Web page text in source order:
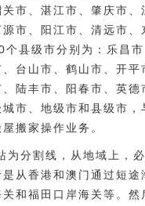
市、湛江市、肇庆市、
市、阳江市、清远市、
县级市分别为：乐昌
台山市、鹤山市、开平
陆丰市、阳春市、英德
市、地级市和县级市，
搬家操作业务。
分割线，从地域上，
从香港和澳门通过短途
和福田口岸海关等。然